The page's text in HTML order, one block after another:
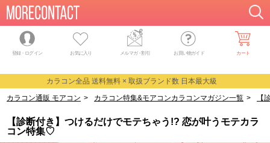
登録・ログイン お気に入り メルマガ・割引 お買い物ガイド カート
カラコン全品 送料無料 × 取扱ブランド数 日本最大級
カラコン通販 モアコン > カラコン特集&モアコンカラコンマガジン一覧 > 【
【診断付き】つけるだけでモテちゃう!? 恋が叶うモテカラ
コン特集♡